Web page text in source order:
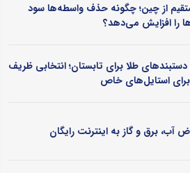
از چین؛ چگونه حذف واسطه‌ها سود
را افزایش می‌دهد؟
دستبندهای طلا برای تابستان؛ انتخابی ظریف
استایل‌های خاص
آب، برق و گاز به اینترنت رایگان